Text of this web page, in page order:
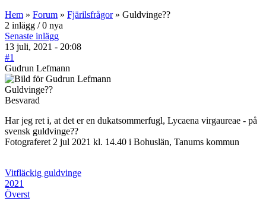
Hem » Forum » Fjärilsfrågor» Guldvinge??
2 inlägg / 0 nya
Senaste inlägg
13 juli, 2021 - 20:08
#1
Gudrun Lefmann
Guldvinge??
Besvarad
Har jeg ret i, at det er en dukatsommerfugl, Lycaena virgaureae - på
svensk guldvinge??
Fotograferet 2 jul 2021 kl. 14.40 i Bohuslän, Tanums kommun
Vitfläckig guldvinge
2021
Överst